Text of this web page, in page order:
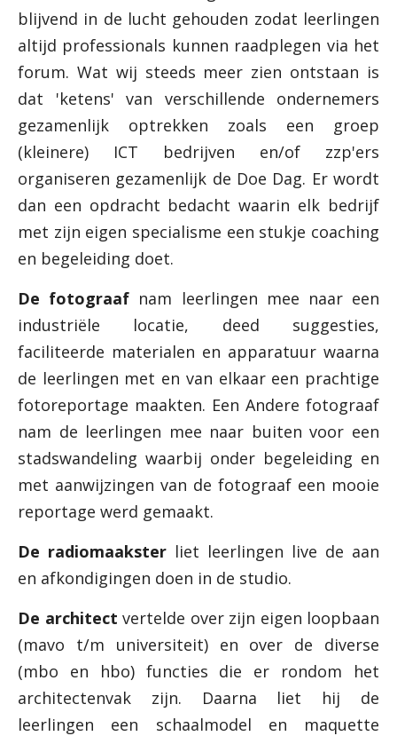
blijvend in de lucht gehouden zodat leerlingen
altijd professionals kunnen raadplegen via het
forum. Wat wij steeds meer zien ontstaan is
dat 'ketens' van verschillende ondernemers
gezamenlijk optrekken zoals een groep
(kleinere) ICT bedrijven en/of zzp'ers
organiseren gezamenlijk de Doe Dag. Er wordt
dan een opdracht bedacht waarin elk bedrijf
met zijn eigen specialisme een stukje coaching
en begeleiding doet.
De fotograaf nam leerlingen mee naar een
industriële locatie, deed suggesties,
faciliteerde materialen en apparatuur waarna
de leerlingen met en van elkaar een prachtige
fotoreportage maakten. Een Andere fotograaf
nam de leerlingen mee naar buiten voor een
stadswandeling waarbij onder begeleiding en
met aanwijzingen van de fotograaf een mooie
reportage werd gemaakt.
De radiomaakster liet leerlingen live de aan
en afkondigingen doen in de studio.
De architect vertelde over zijn eigen loopbaan
(mavo t/m universiteit) en over de diverse
(mbo en hbo) functies die er rondom het
architectenvak zijn. Daarna liet hij de
leerlingen een schaalmodel en maquette